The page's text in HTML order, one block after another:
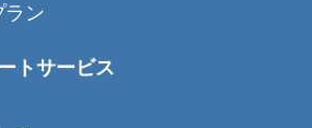
ラン
トサービス